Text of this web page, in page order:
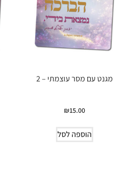
מגנט עם מסר עוצמתי – 2
₪15.00
הוספה לסל